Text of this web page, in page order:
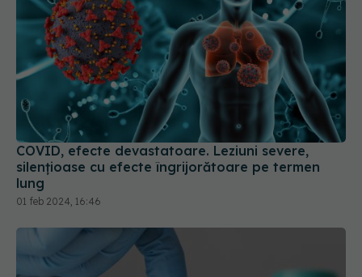
COVID, efecte devastatoare. Leziuni severe,
silențioase cu efecte îngrijorătoare pe termen
lung
01 feb 2024, 16:46